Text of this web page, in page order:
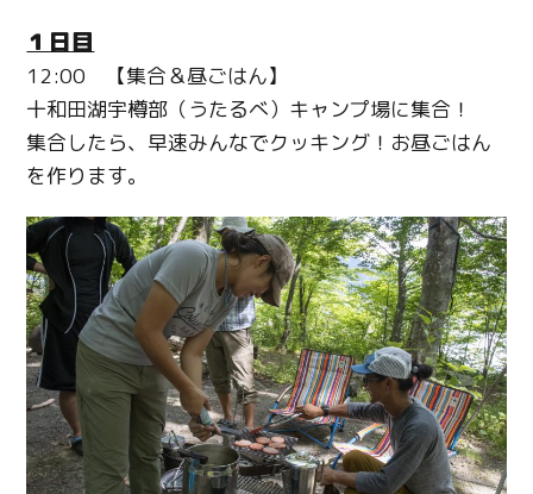
１日目
12:00 【集合＆昼ごはん】
十和田湖宇樽部（うたるべ）キャンプ場に集合！
集合したら、早速みんなでクッキング！お昼ごはん
を作ります。